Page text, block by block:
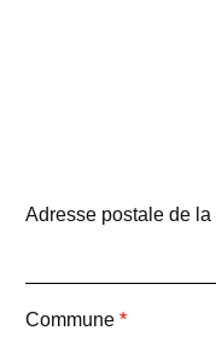
Adresse postale de
Commune *